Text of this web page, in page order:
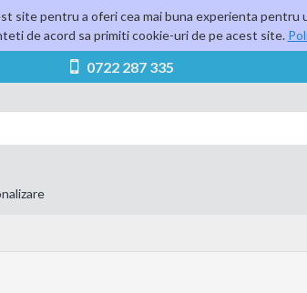
site pentru a oferi cea mai buna experienta pentru
de acord sa primiti cookie-uri de pe acest site.
0722 287 335